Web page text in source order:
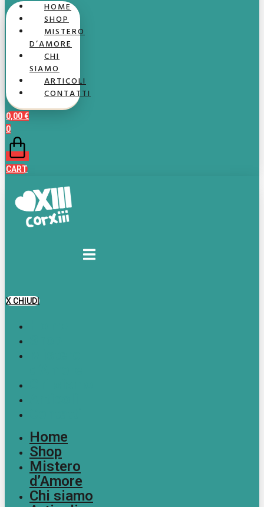
HOME
SHOP
MISTERO
D’AMORE
CHI
SIAMO
ARTICOLI
CONTATTI
0,00€
0
CART
X CHIUDI
Home
Shop
Mistero
d’Amore
Chi siamo